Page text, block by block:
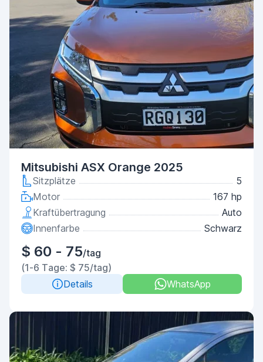
Mitsubishi ASX Orange 2025
Sitzplätze
5
Motor
167 hp
Kraftübertragung
Auto
Innenfarbe
Schwarz
$ 60 - 75/tag
(1-6 Tage: $ 75/tag)
Details
WhatsApp